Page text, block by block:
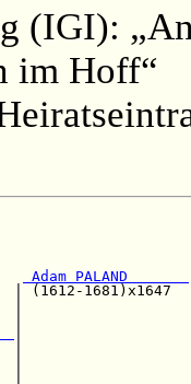
(IGI):
im Hoff“
Adam PALAND
| (1612-
|